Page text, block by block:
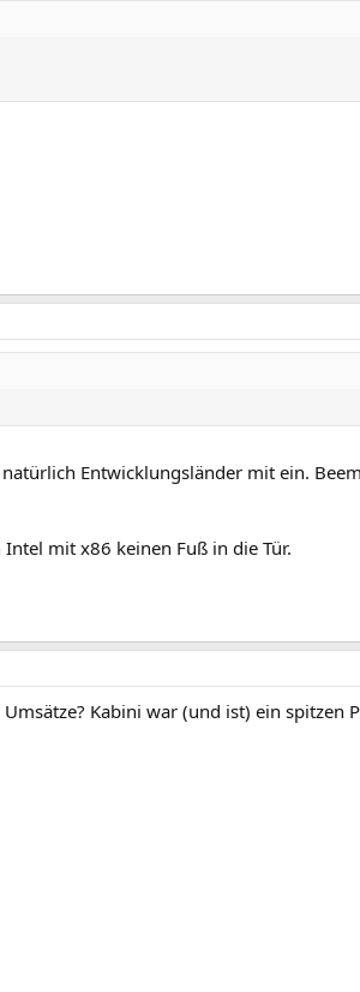
Entwicklungsländer mit ein.
mit x86 keinen Fuß in die Tür.
Kabini war (und ist) ein spitzen